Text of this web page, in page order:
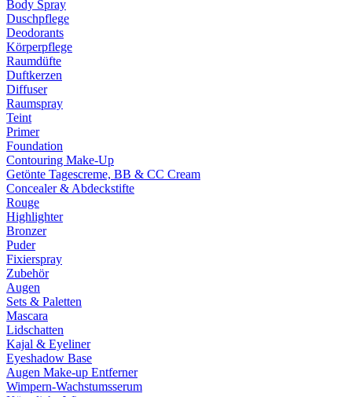
Body Spray
Duschpflege
Deodorants
Körperpflege
Raumdüfte
Duftkerzen
Diffuser
Raumspray
Teint
Primer
Foundation
Contouring Make-Up
Getönte Tagescreme, BB & CC Cream
Concealer & Abdeckstifte
Rouge
Highlighter
Bronzer
Puder
Fixierspray
Zubehör
Augen
Sets & Paletten
Mascara
Lidschatten
Kajal & Eyeliner
Eyeshadow Base
Augen Make-up Entferner
Wimpern-Wachstumsserum